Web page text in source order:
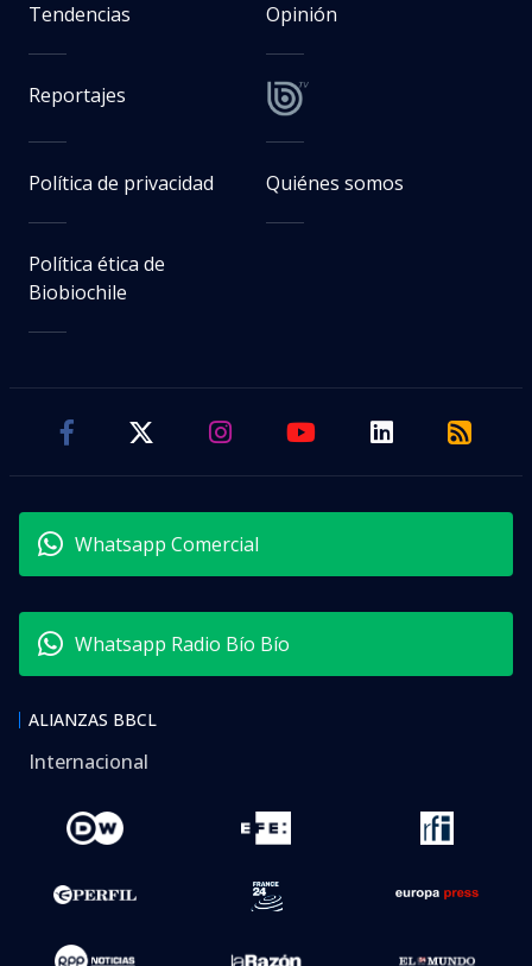
Tendencias Opinión
Reportajes
Política de privacidad Quiénes somos
Política ética de
Biobiochile
Whatsapp Comercial
Whatsapp Radio Bío Bío
ALIANZAS BBCL
Internacional